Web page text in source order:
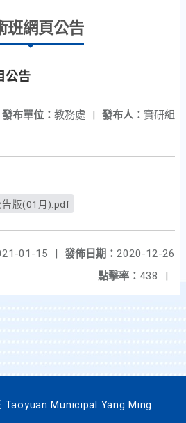
班網頁公告
公告
發布人： 實研組
發布單位： 教務處 |
告版(01月).pdf
發佈日期： 2020-12-26
01-15
|
點擊率： 438 |
Taoyuan Municipal Yang Ming